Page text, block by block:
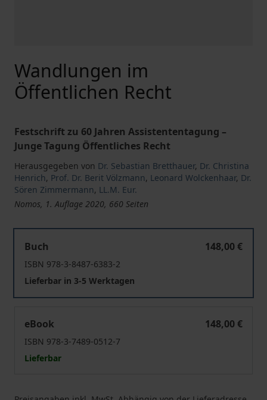
Wandlungen im
Öffentlichen Recht
Festschrift zu 60 Jahren Assistententagung –
Junge Tagung Öffentliches Recht
Herausgegeben von Dr. Sebastian Bretthauer, Dr. Christina
Henrich, Prof. Dr. Berit Völzmann, Leonard Wolckenhaar, Dr.
Sören Zimmermann, LL.M. Eur.
Nomos, 1. Auflage 2020, 660 Seiten
Buch
148,00 €
ISBN 978-3-8487-6383-2
Lieferbar in 3-5 Werktagen
eBook
148,00 €
ISBN 978-3-7489-0512-7
Lieferbar